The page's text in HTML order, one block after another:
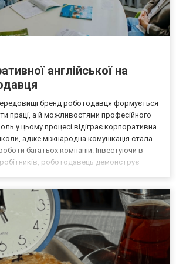
англійської на
бренд роботодавця формується
праці, а й можливостями професійного
у цьому процесі відіграє корпоративна
адже міжнародна комунікація стала
багатьох компаній. Інвестуючи в
роботодавець демонструє